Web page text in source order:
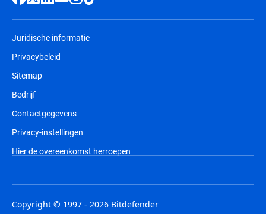
Juridische informatie
Privacybeleid
Sitemap
Bedrijf
Contactgegevens
Privacy-instellingen
Hier de overeenkomst herroepen
Copyright © 1997 - 2026 Bitdefender